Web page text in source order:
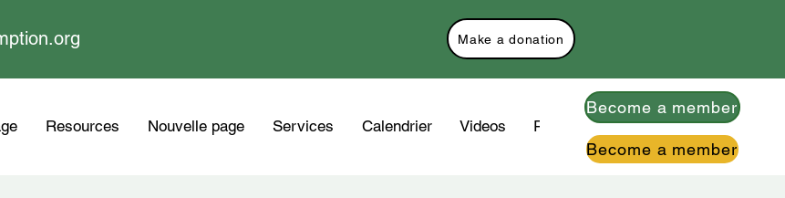
Make a donation
Resources Nouvelle page Services Calendrier Videos Plus
Become a member
Become a member